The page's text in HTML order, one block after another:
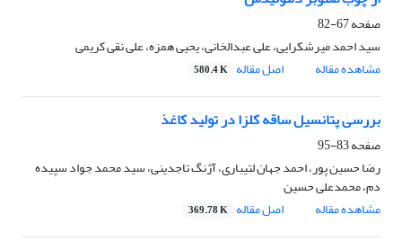
صفحه67-82
سید احمد میرشکرایی، علی عبدالخانی، یحیی همزه، علی نقی کریمی
مشاهده مقاله
اصل مقاله 580.4 K
بررسی پتانسیل ساقه کلزا در تولید کاغذ
صفحه83-95
رضا حسین پور، احمد جهان لتیباری، آژنگ تاجدینی، سید محمد جواد سپیده
دم، محمدعلی حسین
مشاهده مقاله
اصل مقاله 369.78 K